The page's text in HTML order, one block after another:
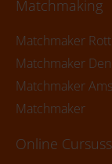
Matchmaking
Matchmaker
Matchmaker
Matchmaker
Matchmaker
Online